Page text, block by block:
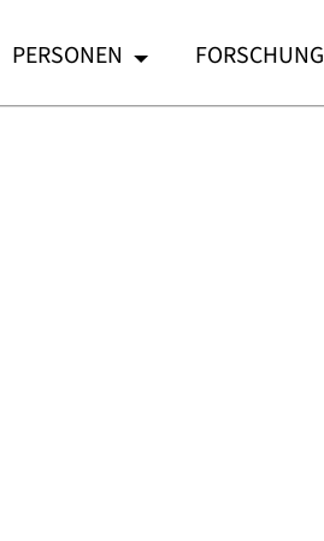
PERSONEN FORSCHUNG